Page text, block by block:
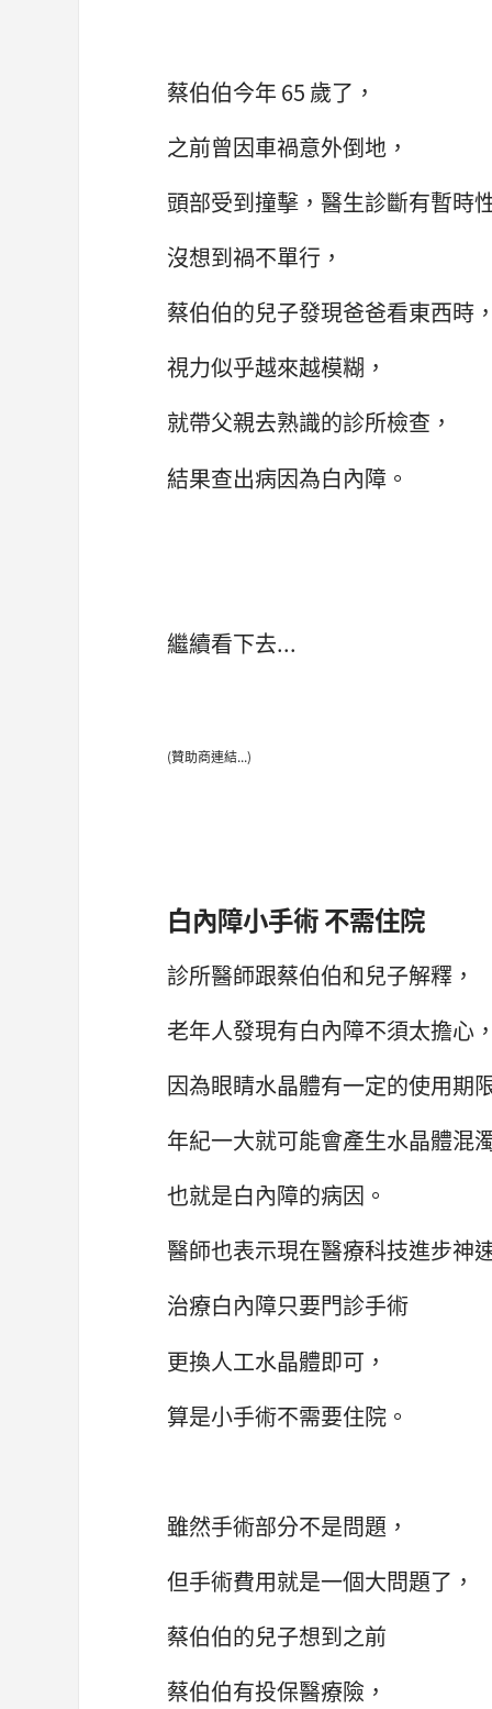
蔡伯伯今年 65 歲了，
之前曾因車禍意外倒地，
頭部受到撞擊，醫生診斷有暫時
沒想到禍不單行，
蔡伯伯的兒子發現爸爸看東西時，
視力似乎越來越模糊，
就帶父親去熟識的診所檢查，
結果查出病因為白內障。
繼續看下去...
(贊助商連結...)
白內障小手術 不需住院
診所醫師跟蔡伯伯和兒子解釋，
老年人發現有白內障不須太擔心，
因為眼睛水晶體有一定的使用期
年紀一大就可能會產生水晶體混
也就是白內障的病因。
醫師也表示現在醫療科技進步神
治療白內障只要門診手術
更換人工水晶體即可，
算是小手術不需要住院。
雖然手術部分不是問題，
但手術費用就是一個大問題了，
蔡伯伯的兒子想到之前
蔡伯伯有投保醫療險，